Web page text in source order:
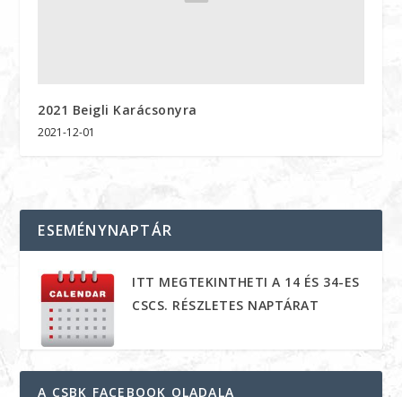
2021 Beigli Karácsonyra
2021-12-01
ESEMÉNYNAPTÁR
ITT MEGTEKINTHETI A 14 ÉS 34-ES
CSCS. RÉSZLETES NAPTÁRAT
A CSBK FACEBOOK OLADALA